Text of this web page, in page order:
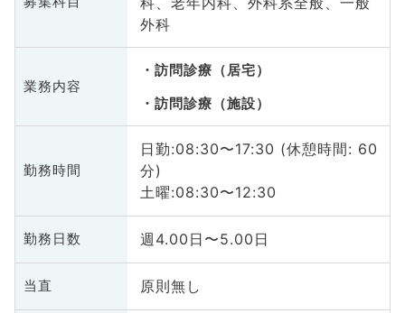
外科
業務内容
訪問診療（居宅）
訪問診療（施設）
勤務時間
日勤:08:30〜17:30 (休憩時間: 60
分)
土曜:08:30〜12:30
勤務日数 週4.00日〜5.00日
当直 原則無し